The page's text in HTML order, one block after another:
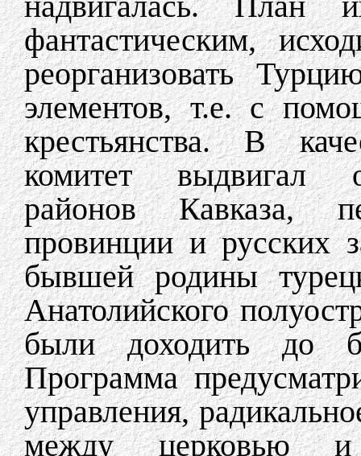
фантастическим,
реорганизовать
элементов, т.е. с
крестьянства. В
комитет выдвигал
районов Кавказа,
провинции и русских
бывшей родины
Анатолийского
были доходить до
Программа
управления,
между церковью и